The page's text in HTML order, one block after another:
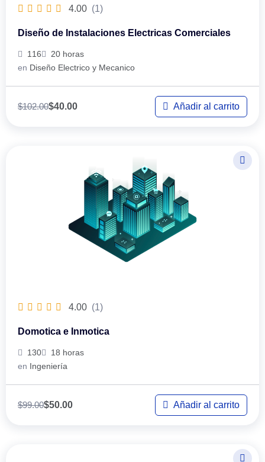
4.00 (1)
Diseño de Instalaciones Electricas Comerciales
116
20 horas
en Diseño Electrico y Mecanico
$102.00$40.00 Añadir al carrito
4.00 (1)
Domotica e Inmotica
130
18 horas
en Ingeniería
$99.00$50.00 Añadir al carrito